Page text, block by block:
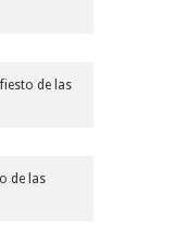
de las
de las